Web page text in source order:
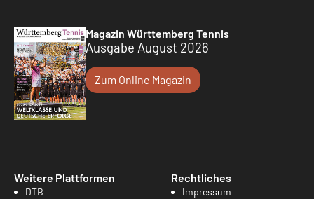
Magazin Württemberg Tennis
Ausgabe August 2026
Zum Online Magazin
Weitere Plattformen
DTB
Rechtliches
Impressum